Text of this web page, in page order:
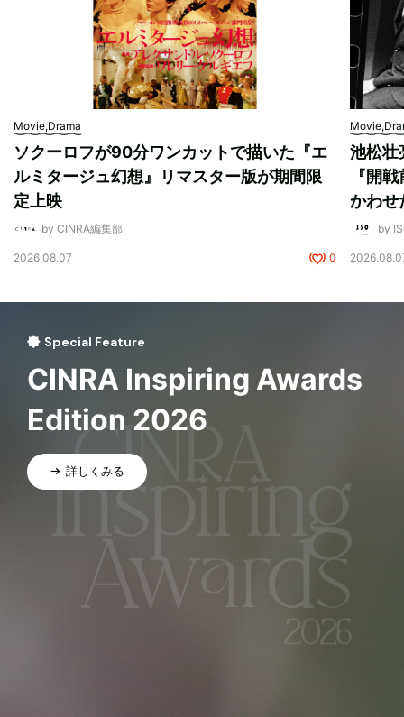
Movie,Drama
ソクーロフが90分ワンカットで描いた『エ
ルミタージュ幻想』リマスター版が期間限
定上映
by CINRA編集部
2026.08.07 0
池松壮
『開
かわせ
by
Special Feature
CINRA Inspiring Awards
Edition 2026
詳しくみる